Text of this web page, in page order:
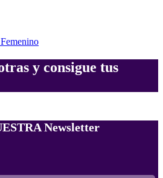
y consigue tus
Newsletter